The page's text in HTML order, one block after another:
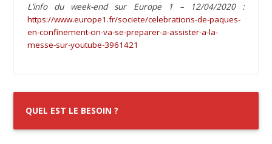
L’info du week-end sur Europe 1 – 12/04/2020 :
https://www.europe1.fr/societe/celebrations-de-paques-
en-confinement-on-va-se-preparer-a-assister-a-la-
messe-sur-youtube-3961421
QUEL EST LE BESOIN ?